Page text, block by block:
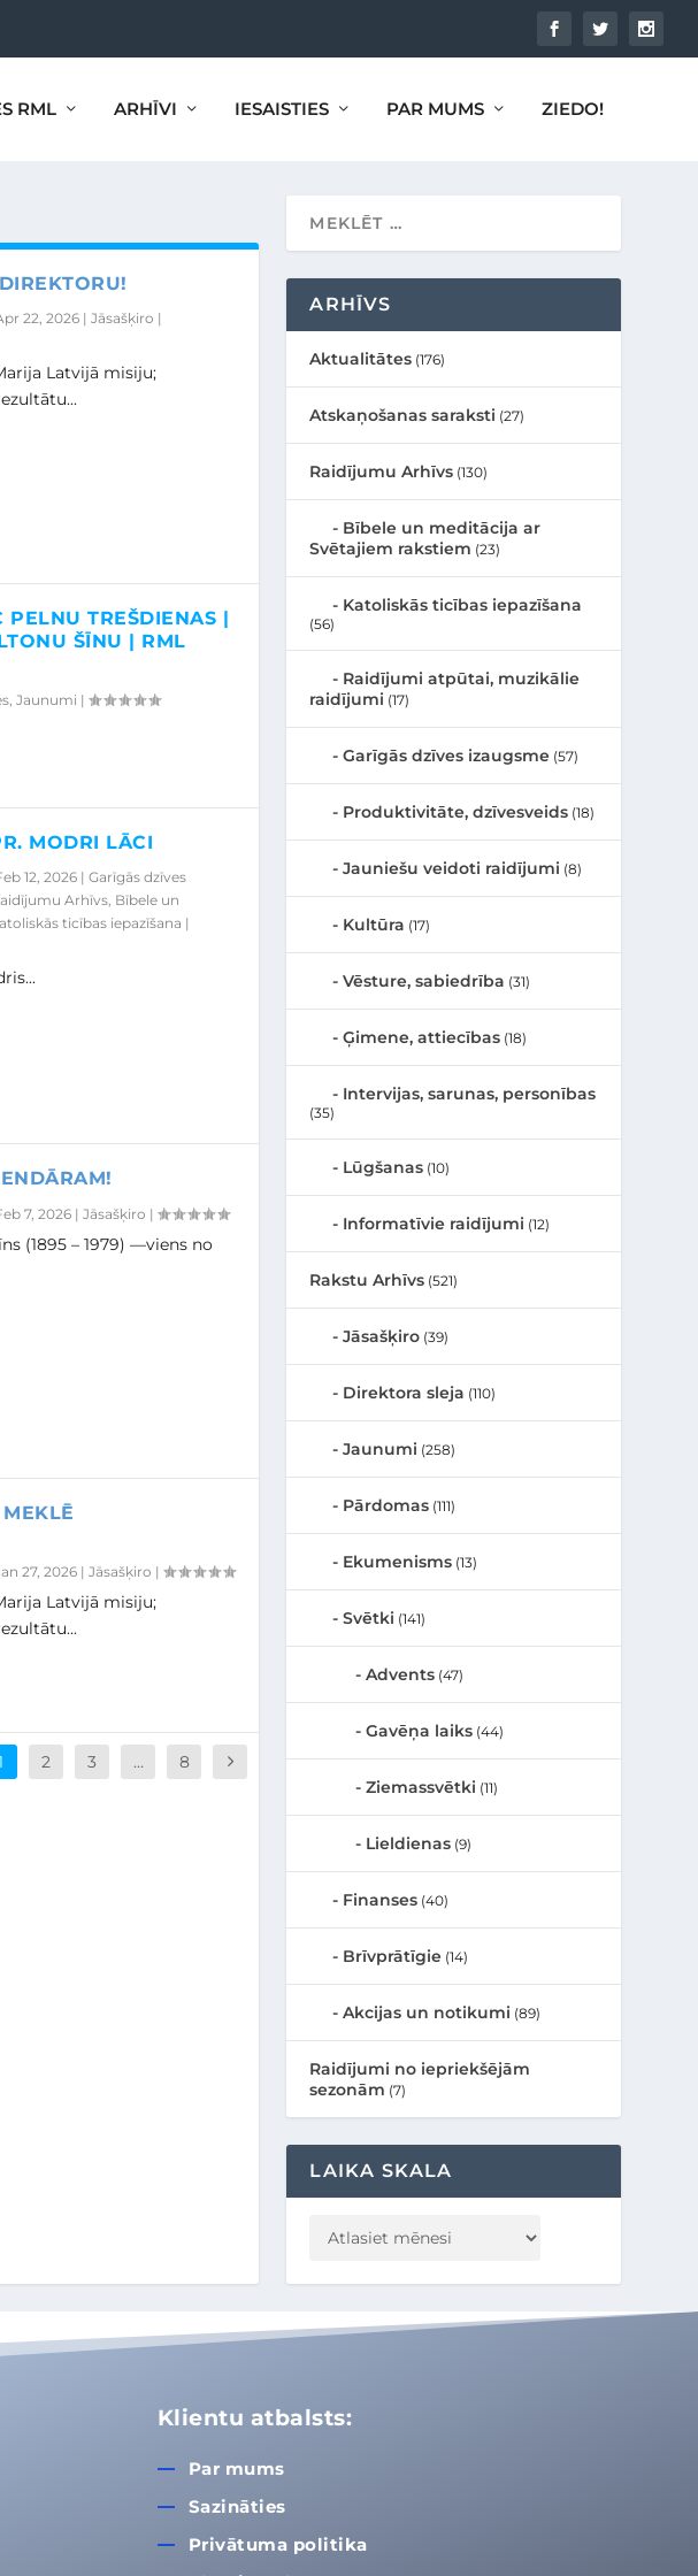
RML ARHĪVI IESAISTIES PAR MUMS ZIEDO!
22, 2026| Jāsašķiro |
Latvijā misiju;
TREŠDIENAS |
ŠĪNU | RML
,Jaunumi |
MODRI LĀCI
12, 2026| Garīgās dzīves
Arhīvs, Bībele un
ticības iepazīšana |
7, 2026| Jāsašķiro |
(1895 – 1979) —viens no
27, 2026| Jāsašķiro |
Latvijā misiju;
2 3 … 8
ARHĪVS
Aktualitātes (176)
Atskaņošanas saraksti (27)
Raidījumu Arhīvs (130)
Bībele un meditācija ar
Svētajiem rakstiem (23)
Katoliskās ticības iepazīšana
(56)
Raidījumi atpūtai, muzikālie
raidījumi (17)
Garīgās dzīves izaugsme (57)
Produktivitāte, dzīvesveids (18)
Jauniešu veidoti raidījumi (8)
Kultūra (17)
Vēsture, sabiedrība (31)
Ģimene, attiecības (18)
Intervijas, sarunas, personības
(35)
Lūgšanas (10)
Informatīvie raidījumi (12)
Rakstu Arhīvs (521)
Jāsašķiro (39)
Direktora sleja (110)
Jaunumi (258)
Pārdomas (111)
Ekumenisms (13)
Svētki (141)
Advents (47)
Gavēņa laiks (44)
Ziemassvētki (11)
Lieldienas (9)
Finanses (40)
Brīvprātīgie (14)
Akcijas un notikumi (89)
Raidījumi no iepriekšējām
sezonām (7)
LAIKA SKALA
Klientu atbalsts:
Par mums
Sazināties
Privātuma politika